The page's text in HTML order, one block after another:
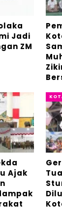
genZ
Bung
di Kota
Rendy
modal
di
tinggal
Rendy
jelas Difsan.
Jadi
ZM
Ajak